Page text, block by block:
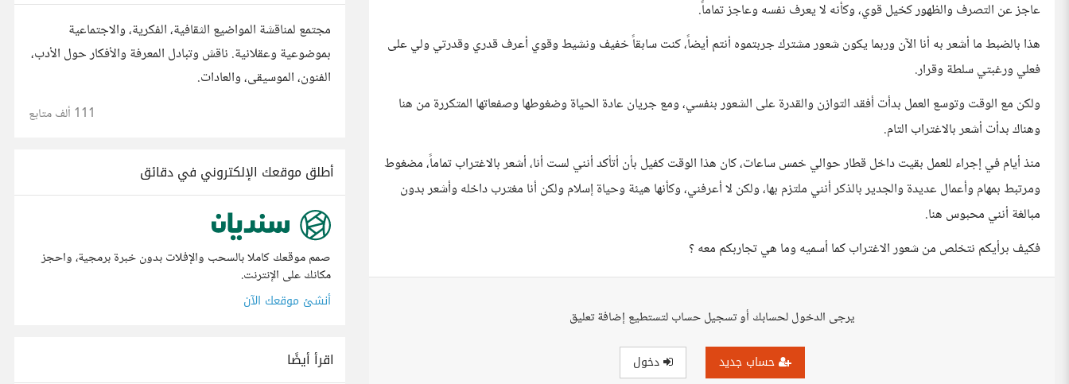
عاجز عن التصرف والظهور كخيل قوي، وكأنه لا يعرف نفسه وعاجز تماماً.
هذا بالضبط ما أشعر به أنا الآن وربما يكون شعور مشترك جربتموه أنتم أيضاً، كنت سابقاً خفيف ونشيط وقوي أعرف قدري وقدرتي ولي على
فعلي ورغبتي سلطة وقرار.
ولكن مع الوقت وتوسع العمل بدأت أفقد التوازن والقدرة على الشعور بنفسي، ومع جريان عادة الحياة وضغوطها وصفعاتها المتكررة من هنا
وهناك بدأت أشعر بالاغتراب التام.
منذ أيام في إجراء للعمل بقيت داخل قطار حوالي خمس ساعات، كان هذا الوقت كفيل بأن أتأكد أنني لست أنا، أشعر بالاغتراب تماماً، مضغوط
ومرتبط بمهام وأعمال عديدة والجدير بالذكر أنني ملتزم بها، ولكن لا أعرفني، وكأنها هيئة وحياة إسلام ولكن أنا مغترب داخله وأشعر بدون
مبالغة أنني محبوس هنا.
فكيف برأيكم نتخلص من شعور الاغتراب كما أسميه وما هي تجاربكم معه ؟
يرجى الدخول لحسابك أو تسجيل حساب لتستطيع إضافة تعليق
حساب جديد دخول
مجتمع لمناقشة المواضيع الثقافية، الفكرية، والاجتماعية
بموضوعية وعقلانية. ناقش وتبادل المعرفة والأفكار حول الأدب،
الفنون، الموسيقى، والعادات.
111 ألف متابع
أطلق موقعك الإلكتروني في دقائق
صمم موقعك كاملا بالسحب والإفلات بدون خبرة برمجية، واحجز
مكانك على الإنترنت.
أنشئ موقعك الآن
اقرأ أيضًا